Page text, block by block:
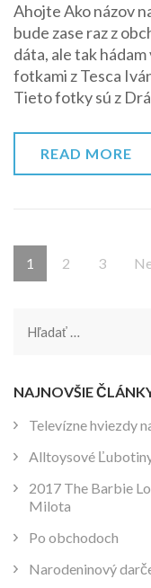
Ahojte Ako názov
bude zase raz z
dáta, ale tak
fotkami z Tesca
Tieto fotky sú z
READ MORE
príspevkov
Page
1 Page
2 Page
3
Hľadať:
NAJNOVŠIE
Televízne hviezdy
Alltoysové
2017 The Barbie
Milota
Po obchodoch
Narodeninový